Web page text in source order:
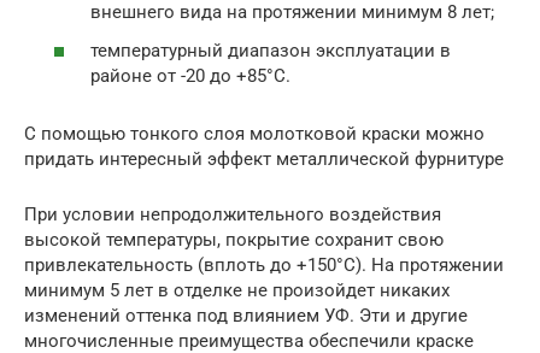
внешнего вида на протяжении минимум 8 лет;
температурный диапазон эксплуатации в
районе от -20 до +85°С.
С помощью тонкого слоя молотковой краски можно
придать интересный эффект металлической фурнитуре
При условии непродолжительного воздействия
высокой температуры, покрытие сохранит свою
привлекательность (вплоть до +150°С). На протяжении
минимум 5 лет в отделке не произойдет никаких
изменений оттенка под влиянием УФ. Эти и другие
многочисленные преимущества обеспечили краске